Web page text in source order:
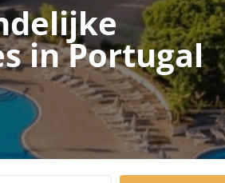
in Portugal